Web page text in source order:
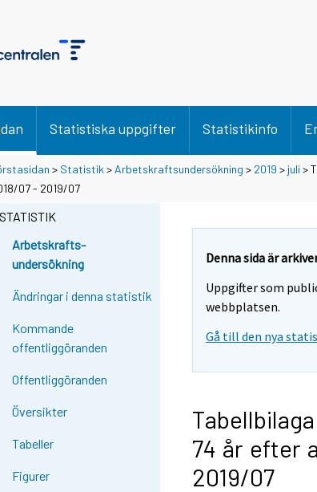
Statistiska uppgifter Statistikinfo
> Statistik > Arbetskraftsundersökning > 2019 > juli >
07 - 2019/07
STATISTIK
Arbetskrafts-
undersökning
Ändringar i denna statistik
Kommande
offentliggöranden
Offentliggöranden
Översikter
Tabeller
Figurer
Denna sida är
Uppgifter som
webbplatsen.
Gå till den nya
74 år efter
2019/07